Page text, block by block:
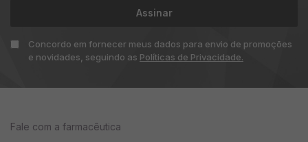
Alantatoina ...................................1 %
Shampoo qsp …........................150ml
Posologia
Lavar os cabelos diariamente.
Assinar
Concordo em fornecer meus dados para envio de promoções
e novidades, seguindo as Políticas de Privacidade.
Fale com a farmacêutica